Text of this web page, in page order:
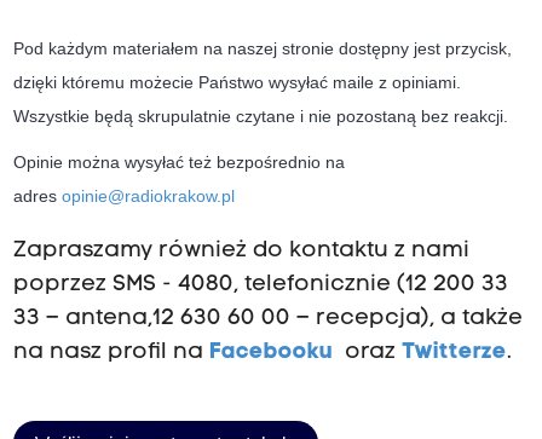
Pod każdym materiałem na naszej stronie dostępny jest przycisk,
dzięki któremu możecie Państwo wysyłać maile z opiniami.
Wszystkie będą skrupulatnie czytane i nie pozostaną bez reakcji.
Opinie można wysyłać też bezpośrednio na
adres opinie@radiokrakow.pl
Zapraszamy również do kontaktu z nami
poprzez SMS - 4080, telefonicznie (12 200 33
33 – antena,12 630 60 00 – recepcja), a także
na nasz profil na Facebooku oraz Twitterze.